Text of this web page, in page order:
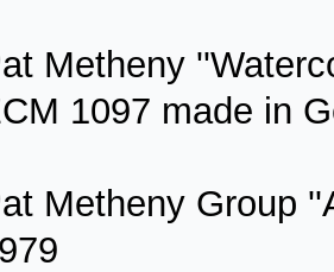
Metheny
1097 made in
Metheny Group